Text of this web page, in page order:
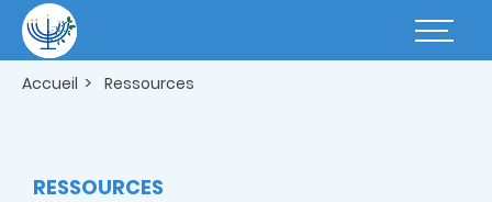
contenu
principal
Basculer
Accueil Ressources
RESSOURCES